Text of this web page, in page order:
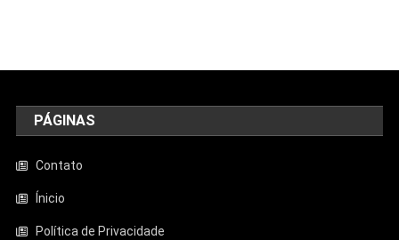
PÁGINAS
Contato
Ínicio
Política de Privacidade